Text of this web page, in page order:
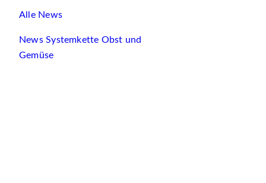
Alle News
News Systemkette Obst und
Gemüse